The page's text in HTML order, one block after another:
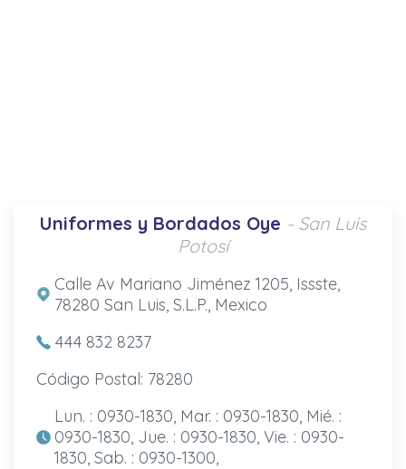
Uniformes y Bordados Oye - San Luis
Potosí
Calle Av Mariano Jiménez 1205, Issste,
78280 San Luis, S.L.P., Mexico
444 832 8237
Código Postal: 78280
Lun. : 0930-1830, Mar. : 0930-1830, Mié. :
0930-1830, Jue. : 0930-1830, Vie. : 0930-
1830, Sab. : 0930-1300,